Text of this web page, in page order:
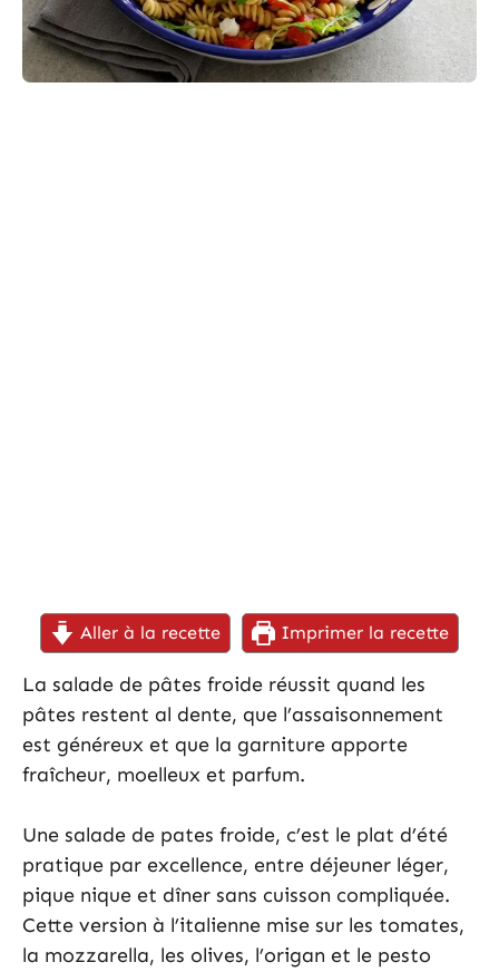
Aller à la recette Imprimer la recette
La salade de pâtes froide réussit quand les
pâtes restent al dente, que l’assaisonnement
est généreux et que la garniture apporte
fraîcheur, moelleux et parfum.
Une salade de pates froide, c’est le plat d’été
pratique par excellence, entre déjeuner léger,
pique nique et dîner sans cuisson compliquée.
Cette version à l’italienne mise sur les tomates,
la mozzarella, les olives, l’origan et le pesto